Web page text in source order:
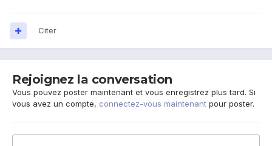
Citer
Rejoignez la conversation
Vous pouvez poster maintenant et vous enregistrez plus tard. Si
vous avez un compte, connectez-vous maintenant pour poster.